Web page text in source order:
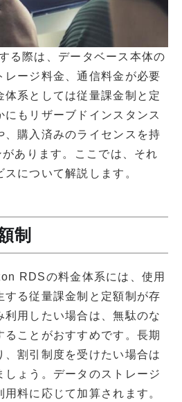
る際は、データベース本体の
レージ料金、通信料金が必要
体系としては従量課金制と定
もリザーブドインスタンス
、購入済みのライセンスを持
あります。ここでは、それ
について解説します。
制
RDSの料金体系には、使用
する従量課金制と定額制が存
利用したい場合は、無駄のな
ることがおすすめです。長期
、割引制度を受けたい場合は
しょう。データのストレージ
料に応じて加算されます。